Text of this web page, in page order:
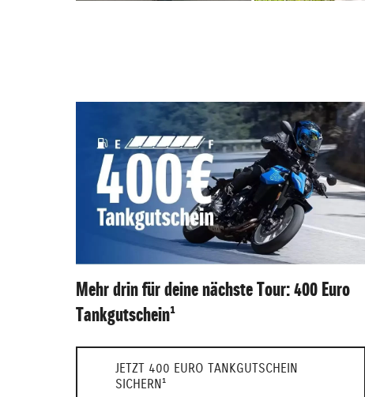
Mehr drin für deine nächste Tour: 400 Euro
Tankgutschein¹
JETZT 400 EURO TANKGUTSCHEIN
SICHERN¹